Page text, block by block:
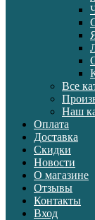
Все
Наш
Оплата
Доставка
Скидки
Новости
О магазине
Отзывы
Контакты
Вход